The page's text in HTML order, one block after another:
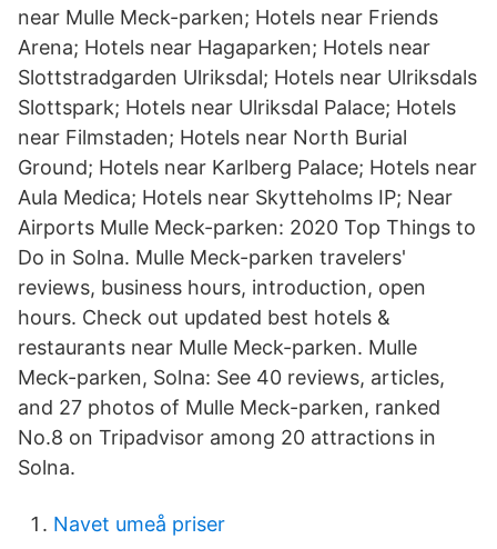
near Mulle Meck-parken; Hotels near Friends
Arena; Hotels near Hagaparken; Hotels near
Slottstradgarden Ulriksdal; Hotels near Ulriksdals
Slottspark; Hotels near Ulriksdal Palace; Hotels
near Filmstaden; Hotels near North Burial
Ground; Hotels near Karlberg Palace; Hotels near
Aula Medica; Hotels near Skytteholms IP; Near
Airports Mulle Meck-parken: 2020 Top Things to
Do in Solna. Mulle Meck-parken travelers'
reviews, business hours, introduction, open
hours. Check out updated best hotels &
restaurants near Mulle Meck-parken. Mulle
Meck-parken, Solna: See 40 reviews, articles,
and 27 photos of Mulle Meck-parken, ranked
No.8 on Tripadvisor among 20 attractions in
Solna.
Navet umeå priser